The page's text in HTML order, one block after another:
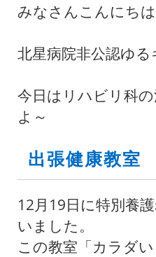
みなさんこんにち
北星病院非公認ゆ
今日はリハビリ科
よ～
出張健康教室
12月19日に特別養
いました。
この教室「カラダ